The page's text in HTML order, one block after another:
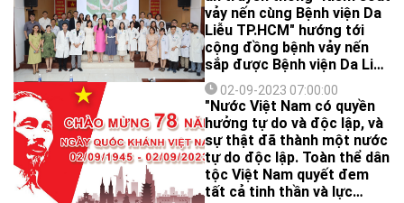
vảy nến cùng Bệnh viện Da
Liễu TP.HCM" hướng tới
cộng đồng bệnh vảy nến
sắp được Bệnh viện Da Liễu
TP.HCM phối hợp cùng
công ty TNHH Novartis
triển khai thực hiện.
02-09-2023 07:00:00
"Nước Việt Nam có quyền
hưởng tự do và độc lập, và
sự thật đã thành một nước
tự do độc lập. Toàn thể dân
tộc Việt Nam quyết đem
tất cả tinh thần và lực